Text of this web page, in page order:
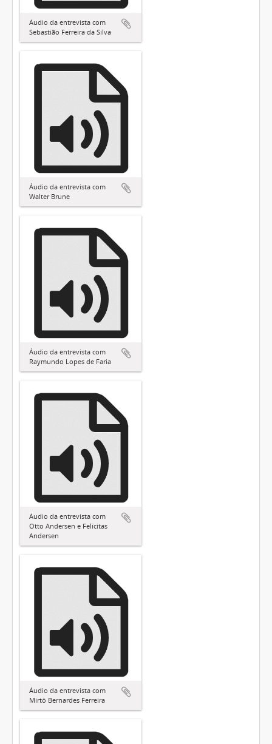
Áudio da entrevista com
Sebastião Ferreira da Silva
Áudio da entrevista com
Walter Brune
Áudio da entrevista com
Raymundo Lopes de Faria
Áudio da entrevista com
Otto Andersen e Felícitas
Andersen
Áudio da entrevista com
Mirtô Bernardes Ferreira